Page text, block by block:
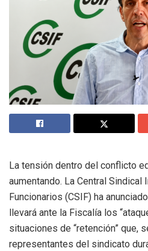
La tensión dentro del conflicto
aumentando. La Central Sindical
Funcionarios (CSIF) ha
llevará ante la Fiscalía los
situaciones de “retención” que,
representantes del sindicato